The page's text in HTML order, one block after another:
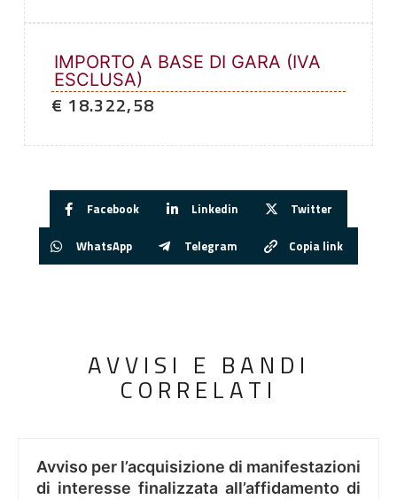
IMPORTO A BASE DI GARA (IVA
ESCLUSA)
€ 18.322,58
Facebook Linkedin Twitter
WhatsApp Telegram Copia link
AVVISI E BANDI
CORRELATI
Avviso per l’acquisizione di manifestazioni
di interesse finalizzata all’affidamento di